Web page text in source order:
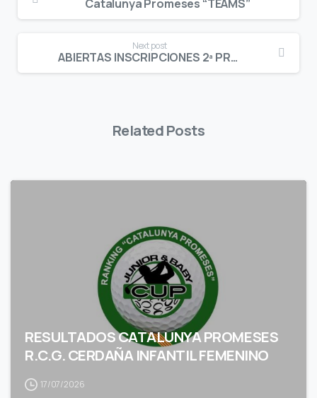
Reading Catalunya Promeses “TEAMS”
Next post
ABIERTAS INSCRIPCIONES 2ª PRUEBA XXIV JUNIOR & BABY CUP – TORREMIRONA G.C.
Related Posts
RESULTADOS CATALUNYA PROMESES
R.C.G. CERDAÑA INFANTIL FEMENINO
17/07/2026